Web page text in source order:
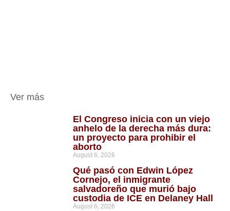
Ver más
El Congreso inicia con un viejo
anhelo de la derecha más dura:
un proyecto para prohibir el
aborto
August 6, 2026
Qué pasó con Edwin López
Cornejo, el inmigrante
salvadoreño que murió bajo
custodia de ICE en Delaney Hall
August 6, 2026